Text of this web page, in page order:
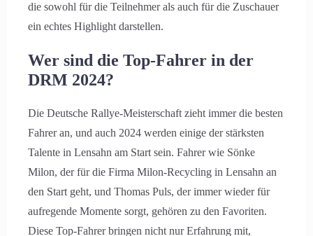
die sowohl für die Teilnehmer als auch für die Zuschauer
ein echtes Highlight darstellen.
Wer sind die Top-Fahrer in der
DRM 2024?
Die Deutsche Rallye-Meisterschaft zieht immer die besten
Fahrer an, und auch 2024 werden einige der stärksten
Talente in Lensahn am Start sein. Fahrer wie Sönke
Milon, der für die Firma Milon-Recycling in Lensahn an
den Start geht, und Thomas Puls, der immer wieder für
aufregende Momente sorgt, gehören zu den Favoriten.
Diese Top-Fahrer bringen nicht nur Erfahrung mit,